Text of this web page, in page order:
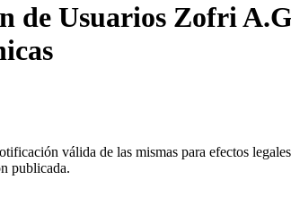
de Usuarios Zofri
válida de las mismas para efectos
publicada.